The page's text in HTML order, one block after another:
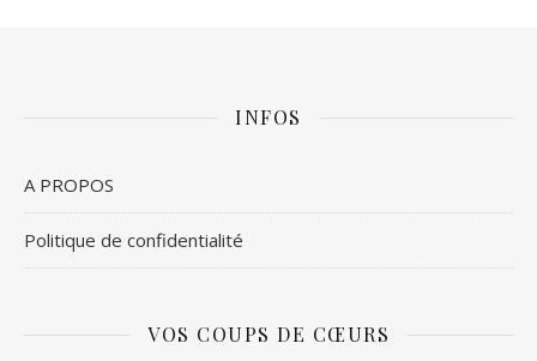
INFOS
A PROPOS
Politique de confidentialité
VOS COUPS DE CŒURS